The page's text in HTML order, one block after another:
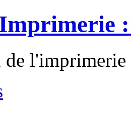
de